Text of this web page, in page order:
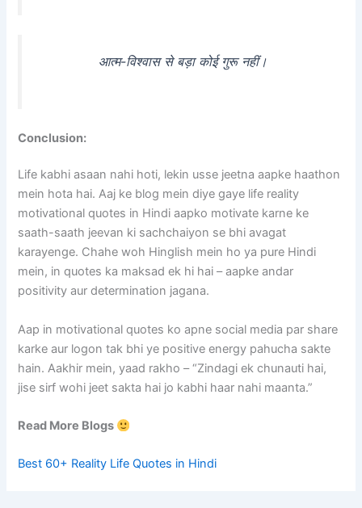
आत्म-विश्वास से बड़ा कोई गुरू नहीं।
Conclusion:
Life kabhi asaan nahi hoti, lekin usse jeetna aapke haathon
mein hota hai. Aaj ke blog mein diye gaye life reality
motivational quotes in Hindi aapko motivate karne ke
saath-saath jeevan ki sachchaiyon se bhi avagat
karayenge. Chahe woh Hinglish mein ho ya pure Hindi
mein, in quotes ka maksad ek hi hai – aapke andar
positivity aur determination jagana.
Aap in motivational quotes ko apne social media par share
karke aur logon tak bhi ye positive energy pahucha sakte
hain. Aakhir mein, yaad rakho – “Zindagi ek chunauti hai,
jise sirf wohi jeet sakta hai jo kabhi haar nahi maanta.”
Read More Blogs
Best 60+ Reality Life Quotes in Hindi